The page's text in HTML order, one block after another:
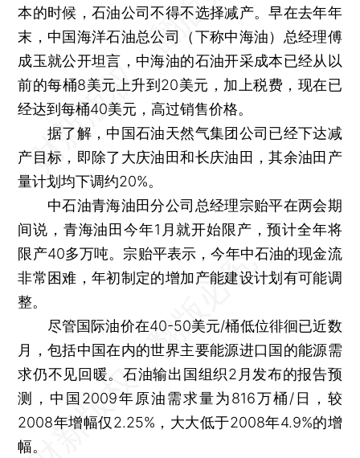
本的时候，石油公司不得不选择减产。早在去年年
末，中国海洋石油总公司（下称中海油）总经理傅
成玉就公开坦言，中海油的石油开采成本已经从以
前的每桶8美元上升到20美元，加上税费，现在已
经达到每桶40美元，高过销售价格。
据了解，中国石油天然气集团公司已经下达减
产目标，即除了大庆油田和长庆油田，其余油田产
量计划均下调约20%。
中石油青海油田分公司总经理宗贻平在两会期
间说，青海油田今年1月就开始限产，预计全年将
限产40多万吨。宗贻平表示，今年中石油的现金流
非常困难，年初制定的增加产能建设计划有可能调
整。
尽管国际油价在40-50美元/桶低位徘徊已近数
月，包括中国在内的世界主要能源进口国的能源需
求仍不见回暖。石油输出国组织2月发布的报告预
测，中国2009年原油需求量为816万桶/日，较
2008年增幅仅2.25%，大大低于2008年4.9%的增
幅。